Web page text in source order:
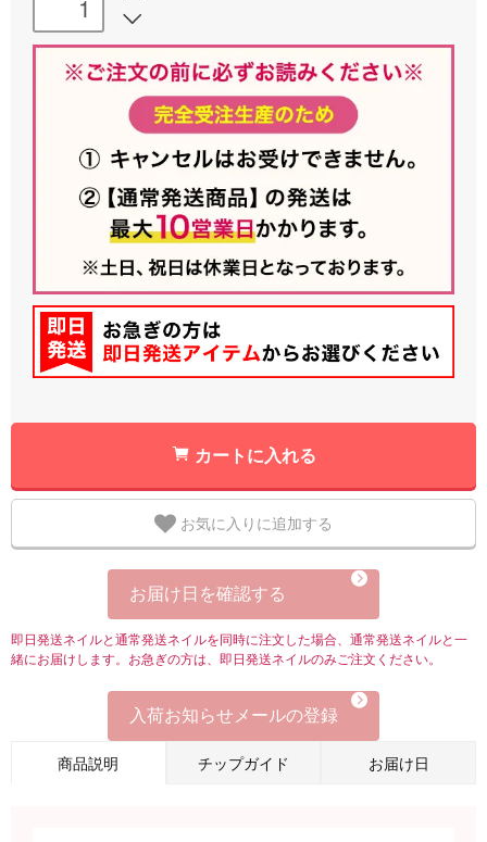
カートに入れる
お気に入りに追加する
お届け日を確認する
即日発送ネイルと通常発送ネイルを同時に注文した場合、通常発送ネイルと一
緒にお届けします。お急ぎの方は、即日発送ネイルのみご注文ください。
入荷お知らせメールの登録
商品説明 チップガイド お届け日